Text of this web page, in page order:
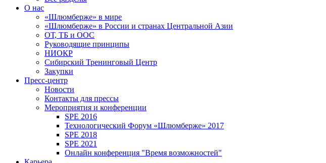
О нас
«Шлюмберже» в мире
«Шлюмберже» в России и странах Центральной Азии
ОТ, ТБ и ООС
Руководящие принципы
НИОКР
Сибирский Тренинговый Центр
Закупки
Пресс-центр
Новости
Контакты для прессы
Мероприятия и конференции
SPE 2016
Технологический Форум «Шлюмберже» 2017
SPE 2018
SPE 2021
Онлайн конференция "Время возможностей"